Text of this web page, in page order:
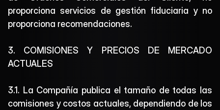
proporciona servicios de gestión fiduciaria y no
proporciona recomendaciones.
3. COMISIONES Y PRECIOS DE MERCADO
ACTUALES
3.1. La Compañía publica el tamaño de todas las
comisiones y costos actuales, dependiendo de los